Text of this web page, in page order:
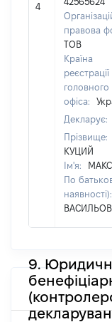
4
правова
ТОВ
Країна
реєстрації
головного
офіса:
Декларує:
Прізвище:
КУЦИЙ
Ім'я:
По
наявності):
9.